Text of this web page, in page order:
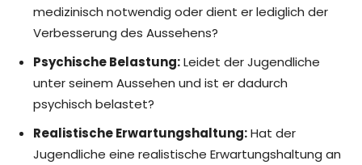
medizinisch notwendig oder dient er lediglich der
Verbesserung des Aussehens?
Psychische Belastung:Leidet der Jugendliche
unter seinem Aussehen und ist er dadurch
psychisch belastet?
Realistische Erwartungshaltung:Hat der
Jugendliche eine realistische Erwartungshaltung an